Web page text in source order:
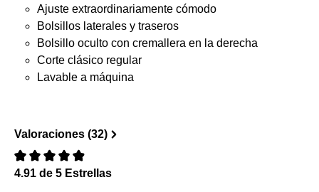
Ajuste extraordinariamente cómodo
Bolsillos laterales y traseros
Bolsillo oculto con cremallera en la derecha
Corte clásico regular
Lavable a máquina
Valoraciones (32)
Reseña con calificación de 0 de 5 estrellas
4.91 de 5 Estrellas